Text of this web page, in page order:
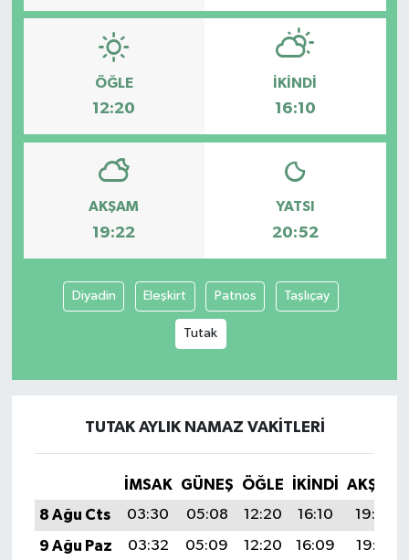
ÖĞLE
12:20
İKINDI
16:10
AKŞAM
19:22
YATSI
20:52
Diyadin Eleşkirt Patnos Taşlıçay
Tutak
TUTAK AYLIK NAMAZ VAKITLERI
İMSAK GÜNEŞ ÖĞLE İKINDI
AKŞAM
8 Ağu Cts
03:30 05:08 12:20 16:10
19:22
9 Ağu Paz
03:32 05:09 12:20 16:09
19:21
Okul Gazetesi